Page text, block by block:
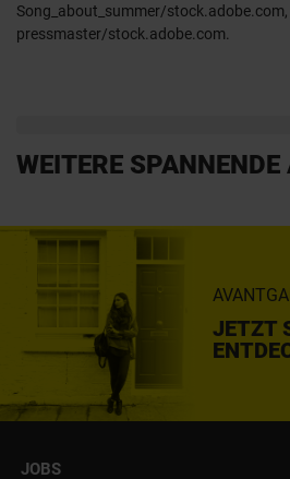
Song_about_summer/
pressmaster/stock.adobe.com.
WEITERE SPANNENDE
JETZT
JOBS